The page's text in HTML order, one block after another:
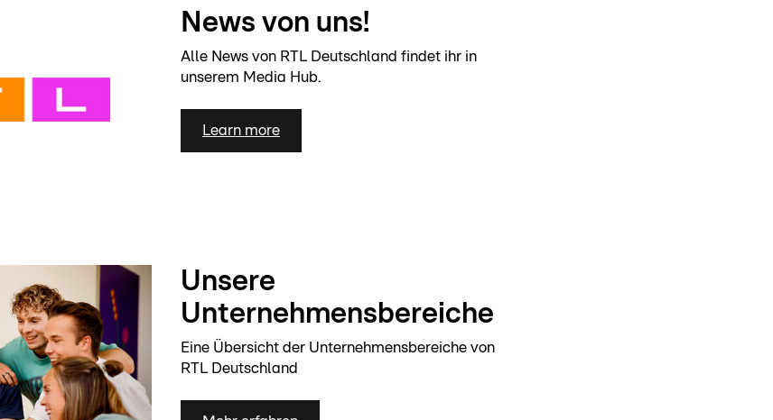
News von uns!
Alle News von RTL Deutschland findet ihr in
unserem Media Hub.
Learn more
Unsere
Unternehmensbereiche
Eine Übersicht der Unternehmensbereiche von
RTL Deutschland